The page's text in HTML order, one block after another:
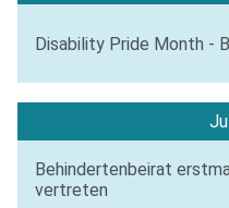
Disability Pride Month -
Behindertenbeirat
vertreten